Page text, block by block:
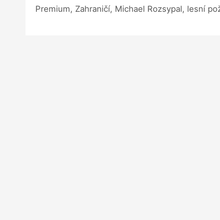
Premium, Zahraničí, Michael Rozsypal, lesní